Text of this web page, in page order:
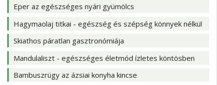
Eper az egészséges nyári gyümölcs
Hagymaolaj titkai - egészség és szépség könnyek nélkül
Skiathos páratlan gasztronómiája
Mandulaliszt - egészséges életmód ízletes köntösben
Bambuszrügy az ázsiai konyha kincse